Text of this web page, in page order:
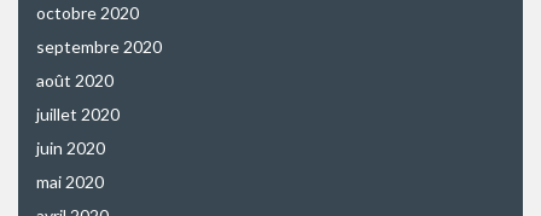
octobre 2020
septembre 2020
août 2020
juillet 2020
juin 2020
mai 2020